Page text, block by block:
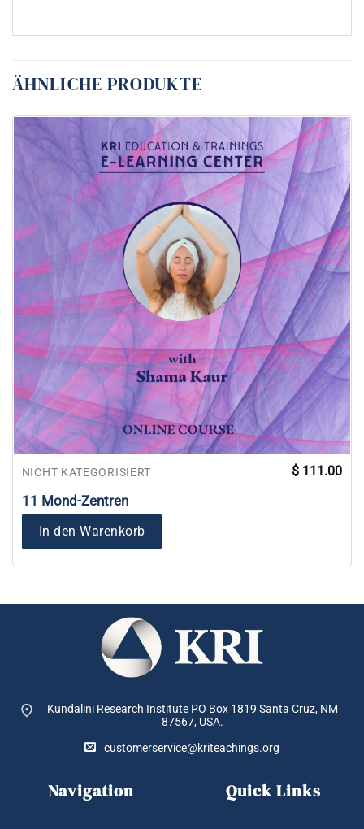
ÄHNLICHE PRODUKTE
NICHT KATEGORISIERT
11 Mond-Zentren
$ 111.00
In den Warenkorb
Kundalini Research Institute PO Box 1819 Santa Cruz, NM
87567, USA.
customerservice@kriteachings.org
Navigation Quick Links